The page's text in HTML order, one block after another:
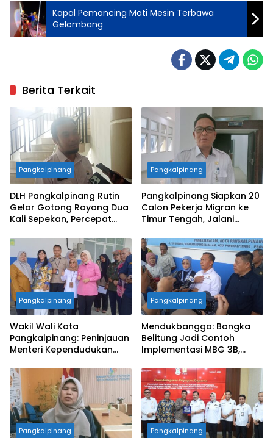
Kapal Pemancing Mati Mesin Terbawa
Gelombang
Berita Terkait
Pangkalpinang
DLH Pangkalpinang Rutin
Gelar Gotong Royong Dua
Kali Sepekan, Percepat
Pangkalpinang
Pangkalpinang Siapkan 20
Calon Pekerja Migran ke
Timur Tengah, Jalani
Pangkalpinang
Wakil Wali Kota
Pangkalpinang: Peninjauan
Menteri Kependudukan
Standar Layanan MBG
Pangkalpinang
Mendukbangga: Bangka
Belitung Jadi Contoh
Implementasi MBG 3B,
Balita Terlayani
Pangkalpinang Pangkalpinang